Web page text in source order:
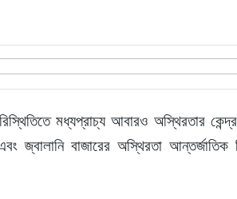
মধ্যপ্রাচ্য আবারও অস্থিরতার
জ্বালানি বাজারের অস্থিরতা আন্তর্জাতিক